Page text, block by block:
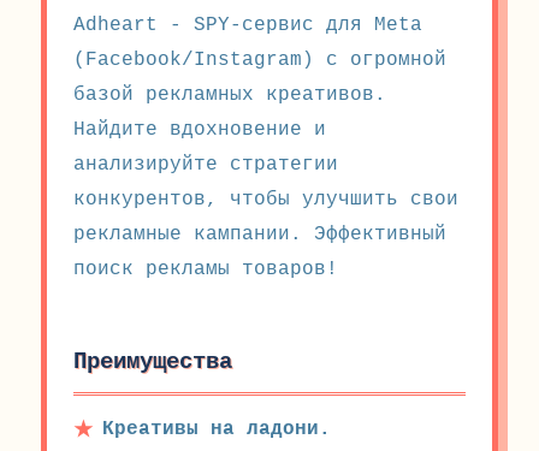
Adheart - SPY-сервис для Meta
(Facebook/Instagram) с огромной
базой рекламных креативов.
Найдите вдохновение и
анализируйте стратегии
конкурентов, чтобы улучшить свои
рекламные кампании. Эффективный
поиск рекламы товаров!
Преимущества
Креативы на ладони.